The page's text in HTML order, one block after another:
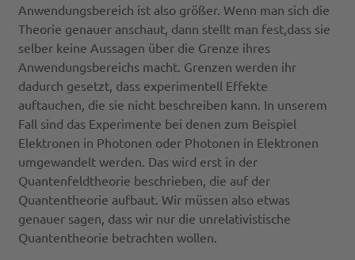
Anwendungsbereich ist also größer. Wenn man sich die
Theorie genauer anschaut, dann stellt man fest,dass sie
selber keine Aussagen über die Grenze ihres
Anwendungsbereichs macht. Grenzen werden ihr
dadurch gesetzt, dass experimentell Effekte
auftauchen, die sie nicht beschreiben kann. In unserem
Fall sind das Experimente bei denen zum Beispiel
Elektronen in Photonen oder Photonen in Elektronen
umgewandelt werden. Das wird erst in der
Quantenfeldtheorie beschrieben, die auf der
Quantentheorie aufbaut. Wir müssen also etwas
genauer sagen, dass wir nur die unrelativistische
Quantentheorie betrachten wollen.